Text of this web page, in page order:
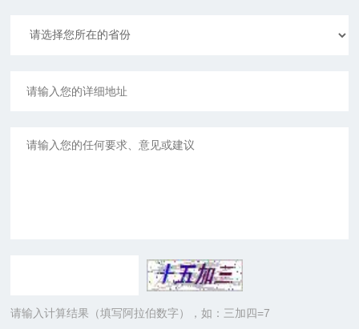
请输入计算结果（填写阿拉伯数字），如：三加四=7